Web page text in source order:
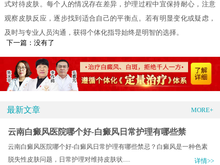
式对待皮肤。每个人的情况存在差异，护理过程中宜保持耐心，注意
观察皮肤反应，逐步找到适合自己的平衡点。若有明显变化或疑虑，
及时与专业人员沟通，获得个体化指导始终是明智的选择。
下一篇：没有了
最新文章 MORE+
云南白癜风医院哪个好-白癜风日常护理有哪些禁
云南白癜风医院哪个好-白癜风日常护理有哪些禁忌？白癜风是一种色素
脱失性皮肤问题，日常护理对维持皮肤状.....
详情>>